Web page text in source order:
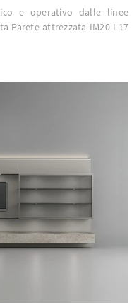
e operativo dalle linee
Parete attrezzata IM20 L17